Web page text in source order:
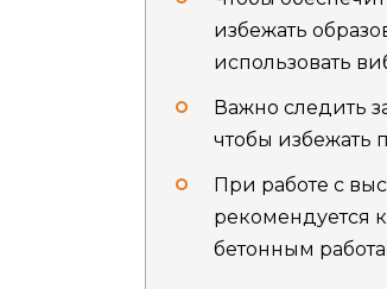
избежать
использовать
Важно следить
чтобы избежать
При работе с
рекомендуется
бетонным